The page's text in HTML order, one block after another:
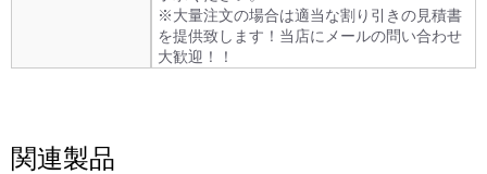
※大量注文の場合は適当な割り引きの見積書
を提供致します！当店にメールの問い合わせ
大歓迎！！
関連製品